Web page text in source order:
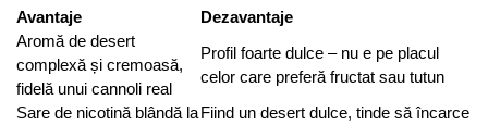
Avantaje
Dezavantaje
Aromă de desert
complexă și cremoasă,
fidelă unui cannoli real
Profil foarte dulce – nu e pe placul
celor care preferă fructat sau tutun
Sare de nicotină blândă laFiind un desert dulce, tinde să încarce